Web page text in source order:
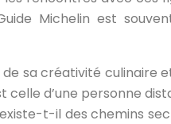
Michelin est
sa créativité culinaire
d’une personne
t-il des chemins